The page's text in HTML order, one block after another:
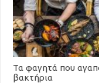
Τα φαγητά που
βακτήρια